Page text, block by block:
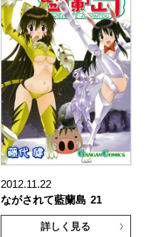
2012.11.22
ながされて藍蘭島 21
詳しく見る